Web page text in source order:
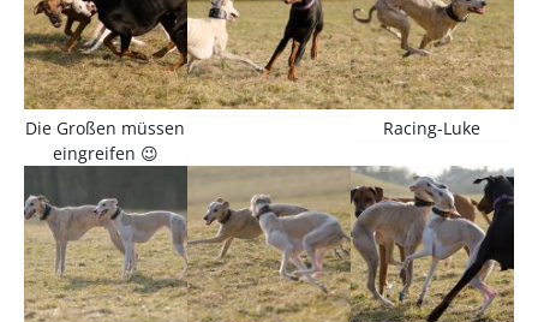
Die Großen müssen
eingreifen 😉
Racing-Luke